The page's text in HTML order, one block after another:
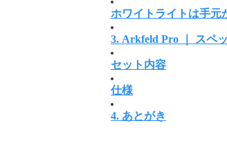
ホワイトライトは手元
3. Arkfeld Pro ｜ スペ
セット内容
仕様
4. あとがき